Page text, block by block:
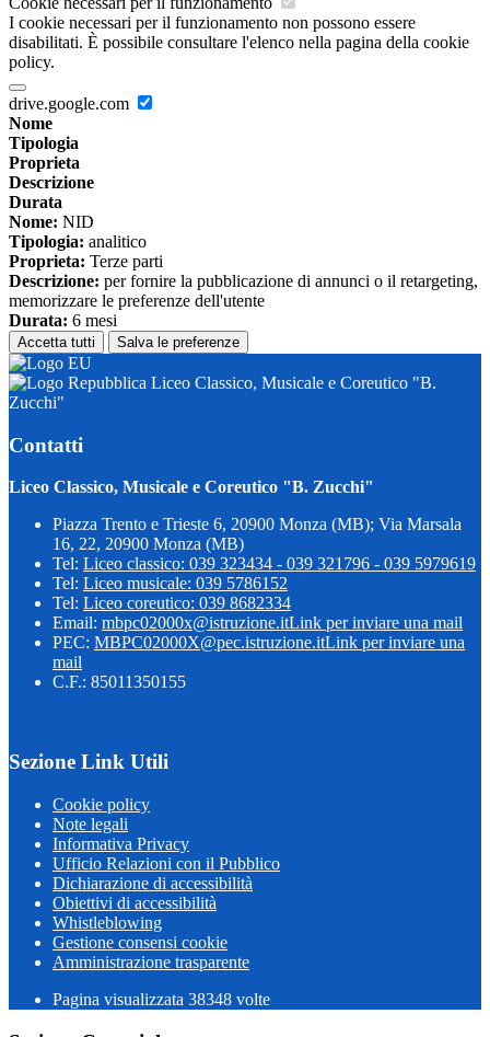
I cookie necessari per il funzionamento non possono essere
disabilitati. È possibile consultare l'elenco nella pagina della cookie
policy.
drive.google.com
Nome
Tipologia
Proprieta
Descrizione
Durata
Nome: NID
Tipologia: analitico
Proprieta: Terze parti
Descrizione: per fornire la pubblicazione di annunci o il retargeting,
memorizzare le preferenze dell'utente
Durata: 6 mesi
Accetta tutti Salva le preferenze
Liceo Classico, Musicale e Coreutico "B.
Zucchi"
Contatti
Liceo Classico, Musicale e Coreutico "B. Zucchi"
Piazza Trento e Trieste 6, 20900 Monza (MB); Via Marsala
16, 22, 20900 Monza (MB)
Tel: Liceo classico: 039 323434 - 039 321796 - 039 5979619
Tel: Liceo musicale: 039 5786152
Tel: Liceo coreutico: 039 8682334
Email: mbpc02000x@istruzione.itLink per inviare una mail
PEC: MBPC02000X@pec.istruzione.itLink per inviare una
mail
C.F.: 85011350155
Sezione Link Utili
Cookie policy
Note legali
Informativa Privacy
Ufficio Relazioni con il Pubblico
Dichiarazione di accessibilità
Obiettivi di accessibilità
Whistleblowing
Gestione consensi cookie
Amministrazione trasparente
Pagina visualizzata 38348 volte